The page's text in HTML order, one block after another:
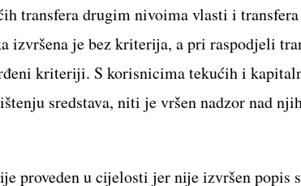
transfera drugim nivoima vlasti i
izvršena je bez kriterija, a pri raspodjeli
kriteriji. S korisnicima tekućih i
sredstava, niti je vršen nadzor nad
proveden u cijelosti jer nije izvršen popis